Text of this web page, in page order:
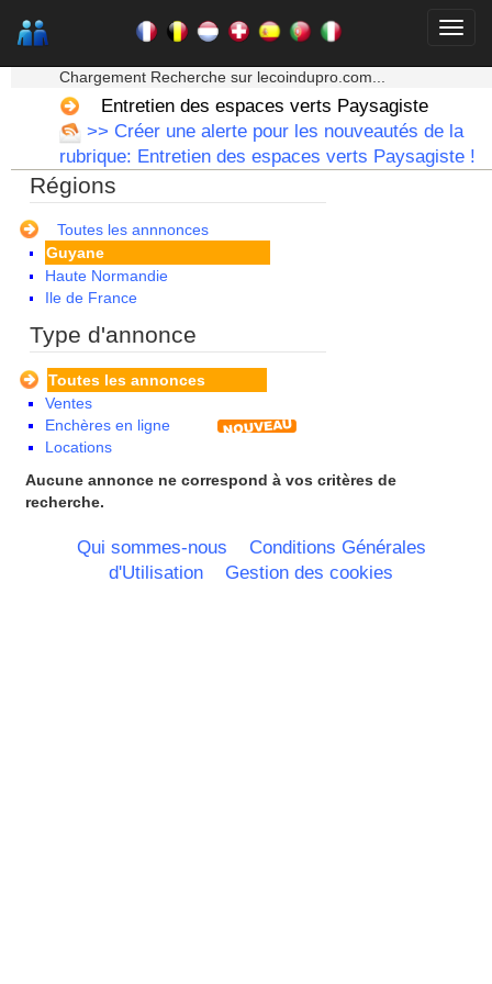
Chargement Recherche sur lecoindupro.com...
Entretien des espaces verts Paysagiste
>> Créer une alerte pour les nouveautés de la
rubrique: Entretien des espaces verts Paysagiste !
Régions
Toutes les annnonces
Aquitaine
Basse Normandie
Bourgogne
Bretagne
Centre
Champagne Ardenne
Corse
Franche Comte - Suisse
Guadeloupe
Guyane
Haute Normandie
Ile de France
Languedoc Roussillon
Limousin
Lorraine
Martinique
Mayotte
Midi Pyrenees - Espagne -
Portugal
Nord Pas de Calais - Belgique -
Pays de la Loire
Picardie
Poitou Charentes
Type d'annonce
Toutes les annonces
Ventes
Enchères en ligne
Locations
Aucune annonce ne correspond à vos critères de
recherche.
Qui sommes-nous
Conditions Générales
d'Utilisation
Gestion des cookies